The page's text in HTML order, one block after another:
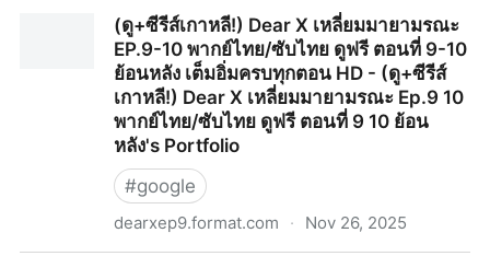
(ดู+ซีรีส์เกาหลี!) Dear X เหลี่ยมมายามรณะ
EP.9-10 พากย์ไทย/ซับไทย ดูฟรี ตอนที่ 9-10
ย้อนหลัง เต็มอิ่มครบทุกตอน HD - (ดู+ซีรีส์
เกาหลี!) Dear X เหลี่ยมมายามรณะ Ep.9 10
พากย์ไทย/ซับไทย ดูฟรี ตอนที่ 9 10 ย้อน
หลัง's Portfolio
#google
dearxep9.format.com · Nov 26, 2025